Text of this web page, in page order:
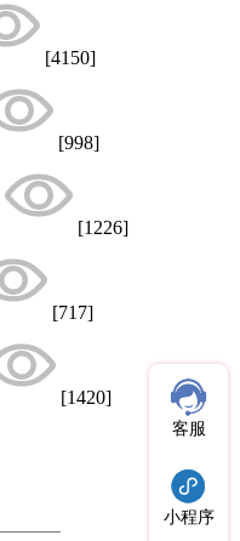
[4150]
[998]
[1226]
[717]
[1420]
客服
小程序